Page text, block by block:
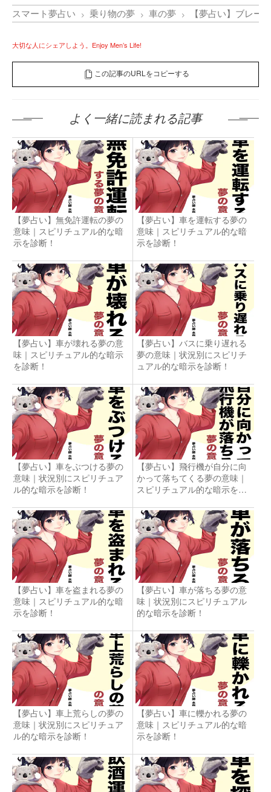
スマート夢占い 乗り物の夢 車の夢 【夢占い】ブレー
大切な人にシェアしよう。Enjoy Men’s Life!
この記事のURLをコピーする
よく一緒に読まれる記事
【夢占い】無免許運転の夢の
意味｜スピリチュアル的な暗
示を診断！
【夢占い】車を運転する夢の
意味｜スピリチュアル的な暗
示を診断！
【夢占い】車が壊れる夢の意
味｜スピリチュアル的な暗示
を診断！
【夢占い】バスに乗り遅れる
夢の意味｜状況別にスピリチ
ュアル的な暗示を診断！
【夢占い】車をぶつける夢の
意味｜状況別にスピリチュア
ル的な暗示を診断！
【夢占い】飛行機が自分に向
かって落ちてくる夢の意味｜
スピリチュアル的な暗示を診
【夢占い】車を盗まれる夢の
意味｜スピリチュアル的な暗
示を診断！
【夢占い】車が落ちる夢の意
味｜状況別にスピリチュアル
的な暗示を診断！
【夢占い】車上荒らしの夢の
意味｜状況別にスピリチュア
ル的な暗示を診断！
【夢占い】車に轢かれる夢の
意味｜スピリチュアル的な暗
示を診断！